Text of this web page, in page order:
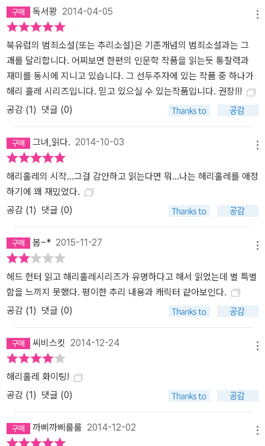
독서꽝 2014-04-05
북유럽의 범죄소설(또는 추리소설)은 기존개념의 범죄소설과는 그
괘를 달리합니다. 어찌보면 한편의 인문학 작품을 읽는듯 통찰력과
재미를 동시에 지니고 있습니다. 그 선두주자에 있는 작품 중 하나가
해리 홀레 시리즈입니다. 믿고 있으실 수 있는작품입니다. 권장!!!
공감 (1 ) 댓글 (0)
그녀,읽다. 2014-10-03
해리홀레의 시작...그걸 감안하고 읽는다면 뭐...나는 해리홀레를 애정
하기에 꽤 재밌었다.
공감 (1) 댓글 (0)
봄~* 2015-11-27
헤드 헌터 읽고 해리홀레시리즈가 유명하다고 해서 읽었는데 별 특별
함을 느끼지 못했다. 평이한 추리 내용과 캐릭터 같아보인다.
공감 (1) 댓글 (0)
씨비스킷 2014-12-24
해리홀레 화이팅!
공감 (1 ) 댓글 (0)
까삐까삐룸룸 2014-12-02